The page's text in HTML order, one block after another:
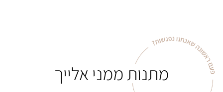
מתנות ממני אלייך